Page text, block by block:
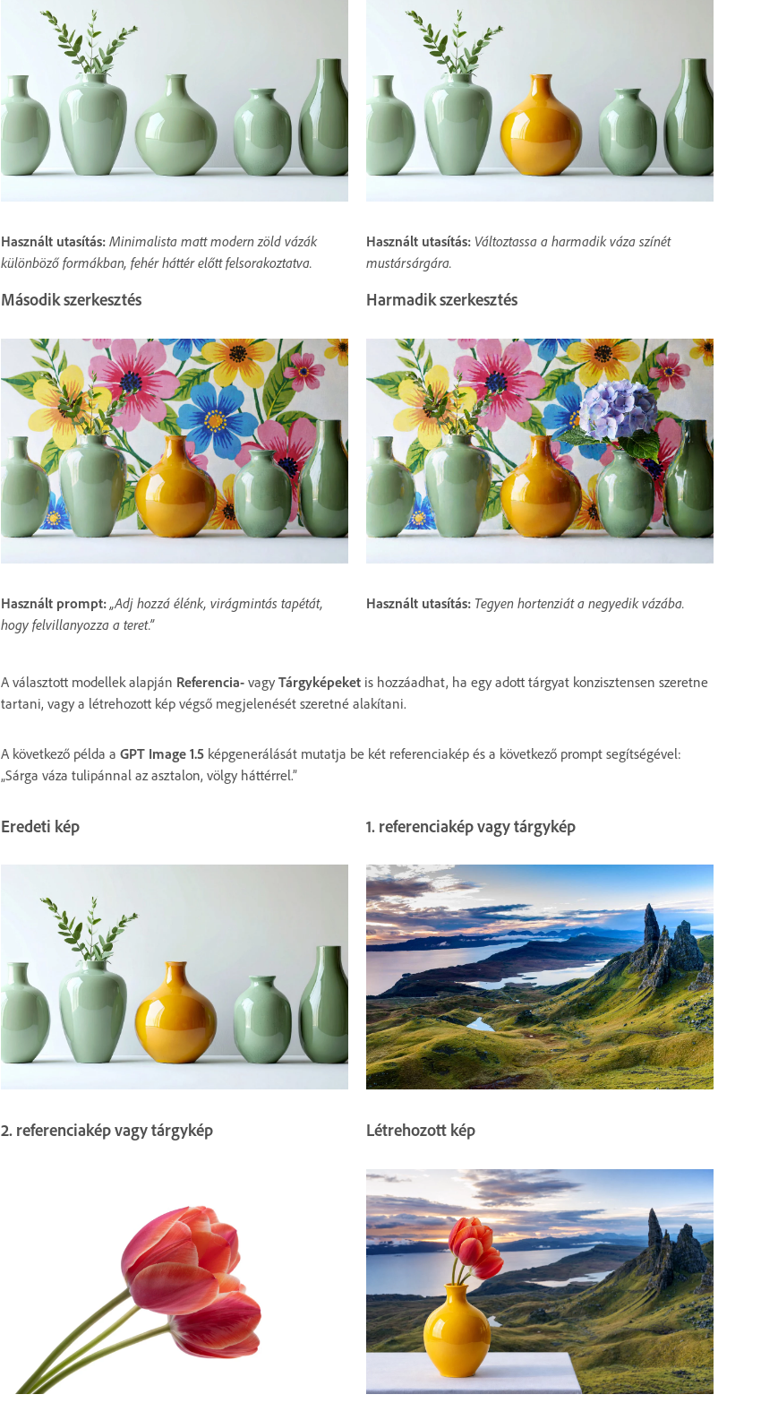
Használt utasítás: Minimalista matt modern zöld vázák
különböző formákban, fehér háttér előtt felsorakoztatva.
Használt utasítás: Változtassa a harmadik váza színét
mustársárgára.
Második szerkesztés
Használt prompt: „Adj hozzá élénk, virágmintás tapétát,
hogy felvillanyozza a teret.”
Harmadik szerkesztés
Használt utasítás: Tegyen hortenziát a negyedik vázába.
A választott modellek alapján Referencia- vagy Tárgyképeket is hozzáadhat, ha egy adott tárgyat konzisztensen szeretne
tartani, vagy a létrehozott kép végső megjelenését szeretné alakítani.
A következő példa a GPT Image 1.5 képgenerálását mutatja be két referenciakép és a következő prompt segítségével:
„Sárga váza tulipánnal az asztalon, völgy háttérrel.”
Eredeti kép 1. referenciakép vagy tárgykép
2. referenciakép vagy tárgykép Létrehozott kép